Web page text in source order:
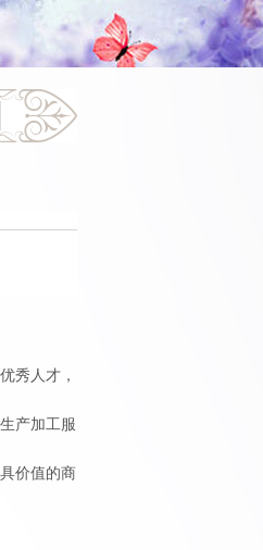
秀人才，
产加工服
价值的商